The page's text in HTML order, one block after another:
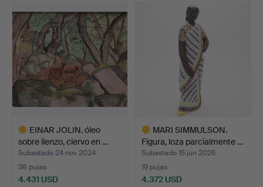
EINAR JOLIN. óleo
sobre lienzo, ciervo en …
Subastado 24 nov 2024
38 pujas
4.431 USD
MARI SIMMULSON.
Figura, loza parcialmente …
Subastado 15 jun 2026
19 pujas
4.372 USD